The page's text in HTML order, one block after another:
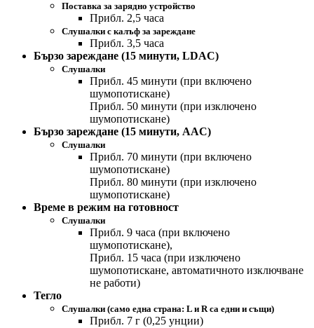
Поставка за зарядно устройство
Прибл. 2,5 часа
Слушалки с калъф за зареждане
Прибл. 3,5 часа
Бързо зареждане (15 минути, LDAC)
Слушалки
Прибл. 45 минути (при включено
шумопотискане)
Прибл. 50 минути (при изключено
шумопотискане)
Бързо зареждане (15 минути, AAC)
Слушалки
Прибл. 70 минути (при включено
шумопотискане)
Прибл. 80 минути (при изключено
шумопотискане)
Време в режим на готовност
Слушалки
Прибл. 9 часа (при включено
шумопотискане),
Прибл. 15 часа (при изключено
шумопотискане, автоматичното изключване
не работи)
Тегло
Слушалки (само една страна: L и R са едни и същи)
Прибл. 7 г (0,25 унции)